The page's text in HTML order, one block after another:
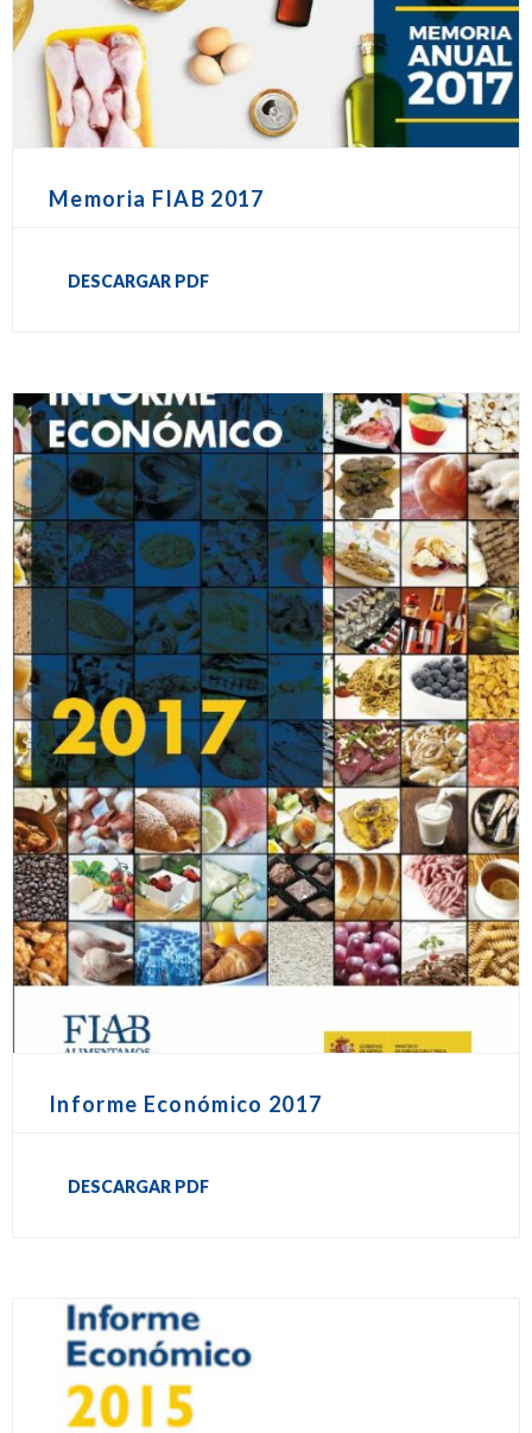
Memoria FIAB 2017
DESCARGAR PDF
Informe Económico 2017
DESCARGAR PDF